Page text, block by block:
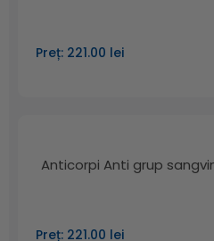
Preț: 221.00 lei
Anticorpi Anti grup
Preț: 221.00 lei